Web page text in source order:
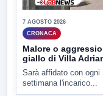
7 AGOSTO 2026
CRONACA
Malore o
giallo di Villa
Sarà affidato con ogni
settimana l'incarico...